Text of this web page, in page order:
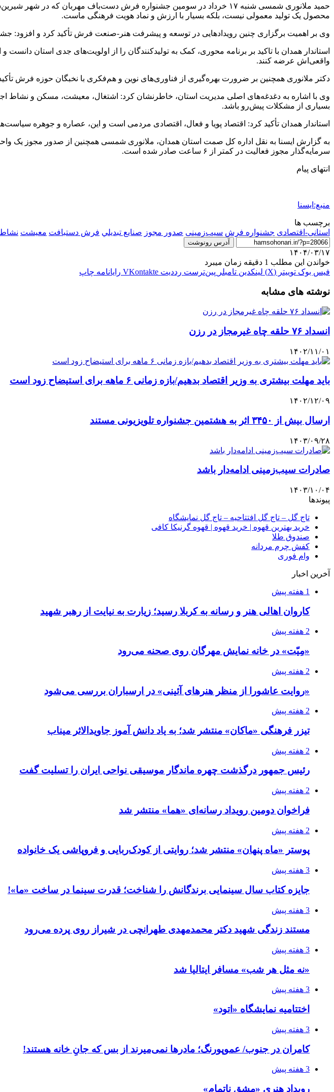
حمید ملانوری شمسی شنبه ۱۷ خرداد در سومین جشنواره فرش دست‌باف مهربان
محصول یک تولید معمولی نیست، بلکه بسیار با ارزش و نماد هویت فرهنگی ماست.
وی بر اهمیت برگزاری چنین رویدادهایی در توسعه و پیشرفت هنر-صنعت فرش تأکید کرد و افزود:
استاندار همدان با تاکید بر برنامه محوری، کمک به تولیدکنندگان را از اولویت‌های جدی استان
واقعی‌اش عرضه کنند.
دکتر ملانوری همچنین بر ضرورت بهره‌گیری از فناوری‌های نوین و هم‌فکری با نخبگان حوزه فرش
وی با اشاره به دغدغه‌های اصلی مدیریت استان، خاطرنشان کرد: اشتغال، معیشت، مسکن و نشاط
بسیاری از مشکلات پیش‌رو باشد.
استاندار همدان تأکید کرد: اقتصاد پویا و فعال، اقتصادی مردمی است و این، عصاره و جوهره
به گزارش ایسنا به نقل اداره کل صمت استان همدان، ملانوری شمسی همچنین از صدور مجوز یک
سرمایه‌گذار مجوز فعالیت در کمتر از ۶ ساعت صادر شده است.
انتهای پیام
منبع:ایسنا
برچسب ها
استانی-اقتصادی جشنواره فرش سیب‌زمینی صدور مجوز صنايع تبديلي فرش دستبافت معیشت
آدرس رونوشت
۱۴۰۴/۰۳/۱۷
خواندن این مطلب 1 دقیقه زمان میبرد
فیس بوک توییتر (X) لینکدین ‫تامبلر ‫پین‌ترست ‫رددیت ‫VKontakte رایانامه چاپ
نوشته های مشابه
انسداد ۷۶ حلقه چاه غیرمجاز در رزن
۱۴۰۲/۱۱/۰۱
باید مهلت بیشتری به وزیر اقتصاد بدهیم/بازه زمانی ۶ ماهه برای استیضاح زود است
۱۴۰۲/۱۲/۰۹
ارسال بیش از ۳۴۵۰ اثر به هشتمین جشنواره تلویزیونی مستند
۱۴۰۳/۰۹/۲۸
صادرات سیب‌زمینی ادامه‌دار باشد
۱۴۰۳/۱۰/۰۴
پیوندها
تاج گل – تاج گل افتتاحیه – تاج گل نمایشگاه
خرید بهترین قهوه | خرید قهوه | قهوه گرنیکا کافی
صندوق طلا
کفش چرم مردانه
وام فوری
آخرین اخبار
1 هفته پیش
کاروان اهالی هنر و رسانه به کربلا رسید؛ زیارت به نیایت از رهبر شهید
2 هفته پیش
«مِیّت» در خانه نمایش مهرگان روی صحنه می‌رود
2 هفته پیش
«روایت عاشورا از منظر هنرهای آئینی» در ارسباران بررسی می‌شود
2 هفته پیش
تیزر فرهنگی «ماکان» منتشر شد؛ به یاد دانش آموز جاویدالاثر میناب
2 هفته پیش
رئیس جمهور درگذشت چهره ماندگار موسیقی نواحی ایران را تسلیت گفت
2 هفته پیش
فراخوان دومین رویداد رسانه‌ای «هما» منتشر شد
2 هفته پیش
پوستر «ماه پنهان» منتشر شد؛ روایتی از کودک‌ربایی و فروپاشی یک خانواده
3 هفته پیش
جایزه کتاب سال سینمایی برندگانش را شناخت؛ قدرت سینما در ساخت «ما»!
3 هفته پیش
مستند زندگی شهید دکتر محمدمهدی طهرانچی در شیراز روی پرده می‌رود
3 هفته پیش
«نه مثل هر شب» مسافر ایتالیا شد
3 هفته پیش
اختتامیه نمایشگاه «اتود»
3 هفته پیش
کامران در جنوب/ عموپورنگ؛ مادرها نمی‌میرند از بس که جانِ خانه هستند!
3 هفته پیش
رویداد هنری «مشق ناتمام»